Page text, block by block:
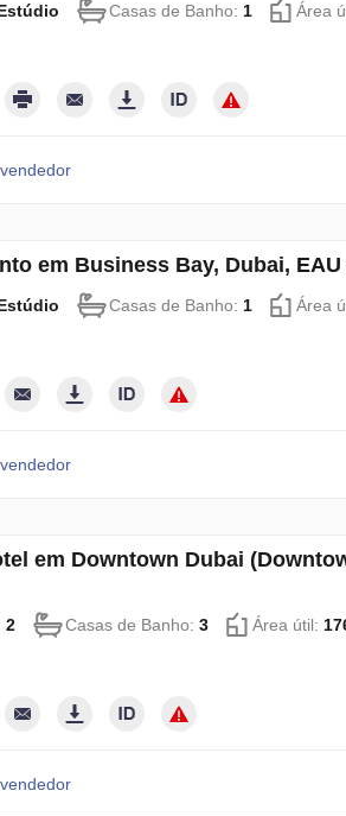
Casas de Banho: 1 Área
em Business Bay, Dubai,
Casas de Banho: 1 Área
em Downtown Dubai
2 Casas de Banho: 3 Área útil: